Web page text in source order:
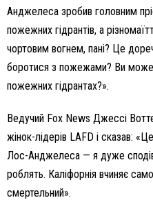
Анджелеса зробив головним
пожежних гідрантів, а
чортовим вогнем, пані? Це
боротися з пожежами? Ви
пожежних гідрантах?».
Ведучий Fox News Джессі
жінок-лідерів LAFD і сказав:
Лос-Анджелеса — я дуже
роблять. Каліфорнія вчиняє
смертельний».